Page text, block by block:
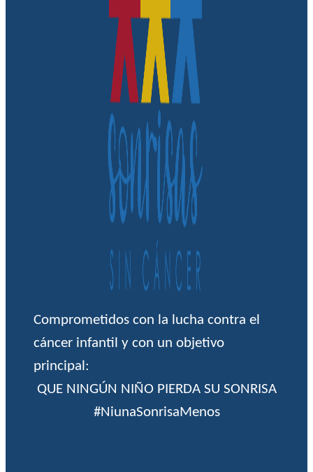
Comprometidos con la lucha contra el
cáncer infantil y con un objetivo
principal:
QUE NINGÚN NIÑO PIERDA SU SONRISA
#NiunaSonrisaMenos